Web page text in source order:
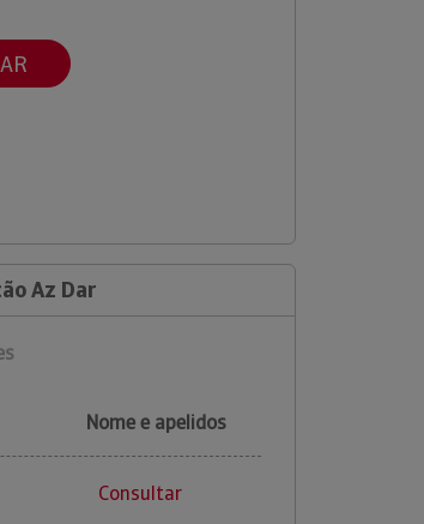
Az Dar
Nome e apelidos
Consultar